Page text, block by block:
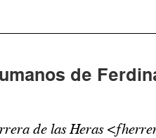
de
de las Heras